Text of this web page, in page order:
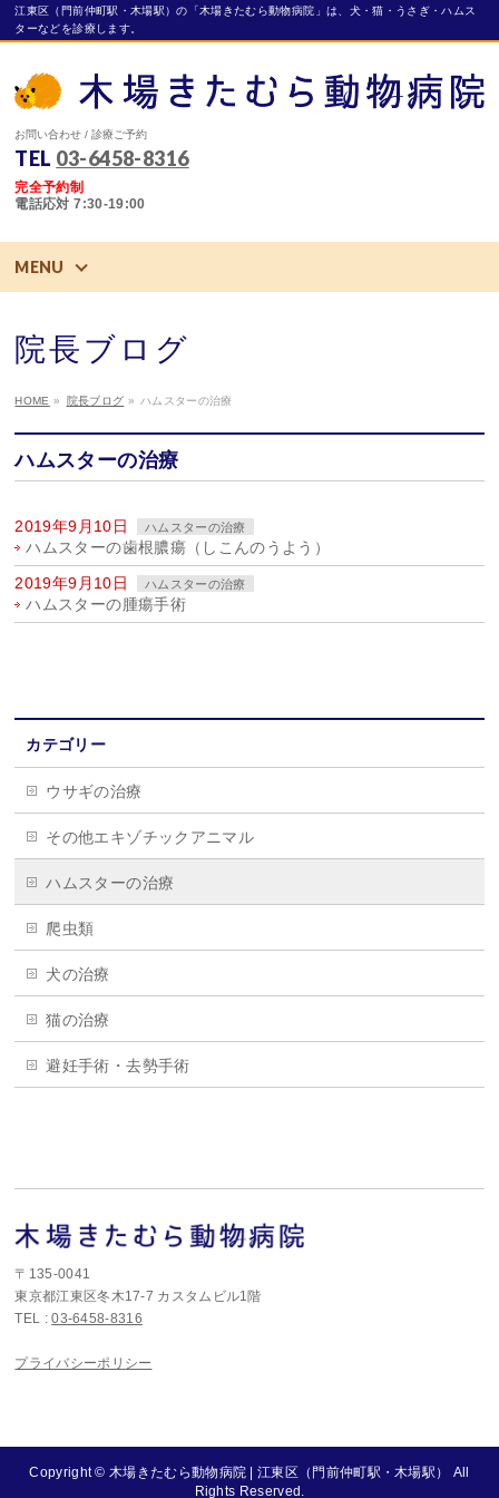
江東区（門前仲町駅・木場駅）の「木場きたむら動物病院」は、犬・猫・うさぎ・ハムス
ターなどを診療します。
お問い合わせ / 診療ご予約
TEL 03-6458-8316
完全予約制
電話応対 7:30-19:00
MENU
院長ブログ
HOME » 院長ブログ » ハムスターの治療
ハムスターの治療
2019年9月10日 ハムスターの治療
ハムスターの歯根膿瘍（しこんのうよう）
2019年9月10日
ハムスターの治療
ハムスターの腫瘍手術
カテゴリー
ウサギの治療
その他エキゾチックアニマル
ハムスターの治療
爬虫類
犬の治療
猫の治療
避妊手術・去勢手術
〒135-0041
東京都江東区冬木17-7 カスタムビル1階
TEL :03-6458-8316
プライバシーポリシー
Copyright ©木場きたむら動物病院 | 江東区（門前仲町駅・木場駅）
All
Rights Reserved.